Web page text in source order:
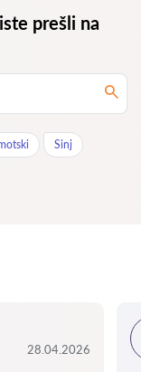
prešli na
Sinj
28.04.2026